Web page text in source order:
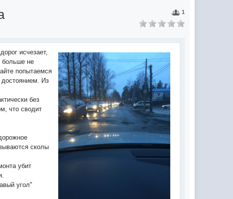
1
исчезает,
больше не
попытаемся
Из
без
что сводит
сколы
убит
угол"